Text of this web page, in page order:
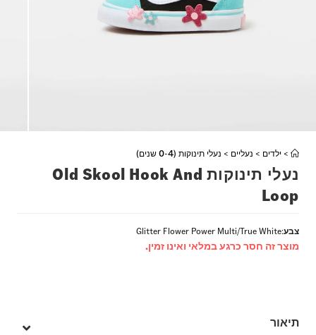
> ילדים > נעליים > נעלי תינוקות (0-4 שנים)
נעלי תינוקות Old Skool Hook And
Loop
צבע:
Glitter Flower Power Multi/True White
מוצר זה חסר כרגע במלאי ואינו זמין.
תיאור